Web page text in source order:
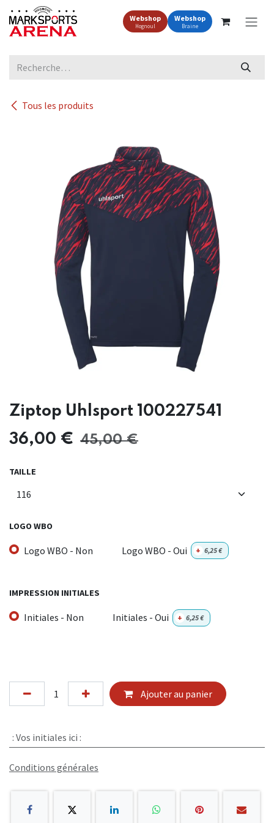
Se rendre au contenu
Webshop
Hognoul
Webshop
Braine
Tous les produits
Ziptop Uhlsport 100227541
36,00 € 45,00€
TAILLE
LOGO WBO
Logo WBO - Non Logo WBO - Oui + 6,25€
IMPRESSION INITIALES
Initiales - Non Initiales - Oui + 6,25€
Ajouter au panier
: Vos initiales ici :
Conditions générales